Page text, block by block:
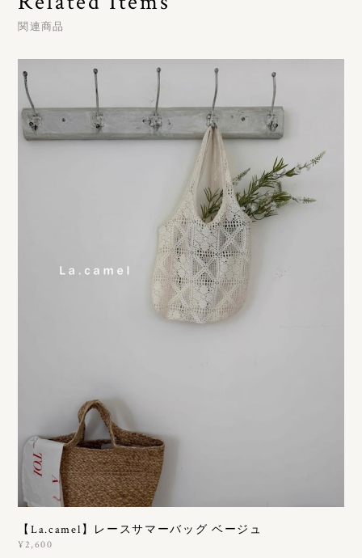
関連商品
【La.camel】レースサマーバッグ ベージュ
¥2,600